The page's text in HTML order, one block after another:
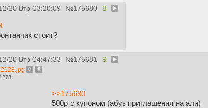
20 Втр 03:20:09 №175680 8
стоит?
20 Втр 04:47:33 №175681 9
>>175680
500р с купоном (абуз приглашения на али)